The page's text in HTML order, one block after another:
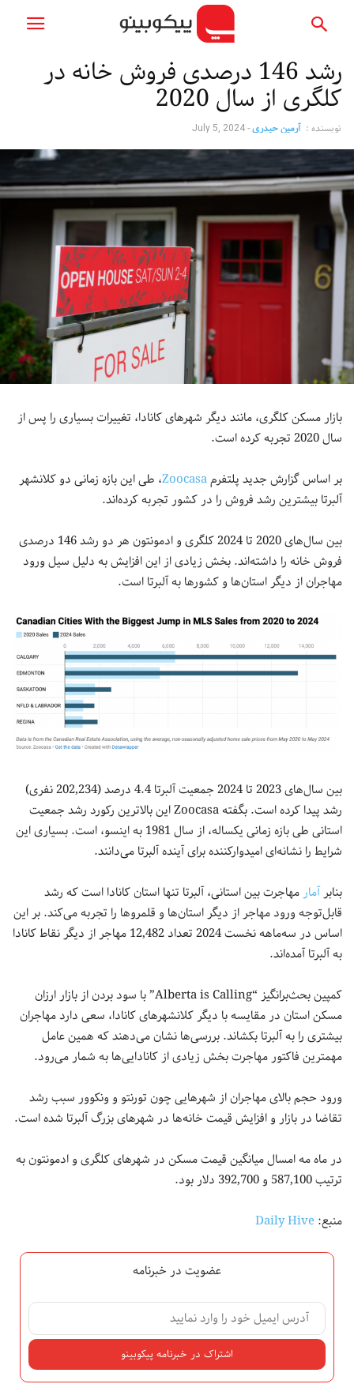
رشد 146 درصدی فروش خانه در
کلگری از سال 2020
نویسنده : آرمین حیدری-
July 5, 2024
بازار مسکن کلگری، مانند دیگر شهرهای کانادا، تغییرات بسیاری را پس از
سال 2020 تجربه کرده است.
بر اساس گزارش جدید پلتفرمZoocasa، طی این بازه زمانی دو کلانشهر
آلبرتا بیشترین رشد فروش را در کشور تجربه کرده‌اند.
بین سال‌های 2020 تا 2024 کلگری و ادمونتون هر دو رشد 146 درصدی
فروش خانه را داشته‎‌اند. بخش زیادی از این افزایش به دلیل سیل ورود
مهاجران از دیگر استان‌ها و کشورها به آلبرتا است.
بین سال‌های 2023 تا 2024 جمعیت آلبرتا 4.4 درصد (202,234 نفری)
رشد پیدا کرده است. بگفته Zoocasa این بالاترین رکورد رشد جمعیت
استانی طی بازه زمانی یکساله، از سال 1981 به اینسو، است. بسیاری این
شرایط را نشانه‌ای امیدوارکننده برای آینده آلبرتا می‌دانند.
بنابرآمارمهاجرت بین استانی، آلبرتا تنها استان کانادا است که رشد
قابل‌توجه ورود مهاجر از دیگر استان‌ها و قلمروها را تجربه می‌کند. بر این
اساس در سه‌ماهه نخست 2024 تعداد 12,482 مهاجر از دیگر نقاط کانادا
به آلبرتا آمده‌اند.
کمپین بحث‌برانگیز “Alberta is Calling” با سود بردن از بازار ارزان
مسکن استان در مقایسه با دیگر کلانشهرهای کانادا، سعی دارد مهاجران
بیشتری را به آلبرتا بکشاند. بررسی‌ها نشان می‌دهند که همین عامل
مهمترین فاکتور مهاجرت بخش زیادی از کانادایی‌ها به شمار می‌رود.
ورود حجم بالای مهاجران از شهرهایی چون تورنتو و ونکوور سبب رشد
تقاضا در بازار و افزایش قیمت خانه‌ها در شهرهای بزرگ آلبرتا شده است.
در ماه مه امسال میانگین قیمت مسکن در شهرهای کلگری و ادمونتون به
ترتیب 587,100 و 392,700 دلار بود.
منبع:Daily Hive
عضویت در خبرنامه